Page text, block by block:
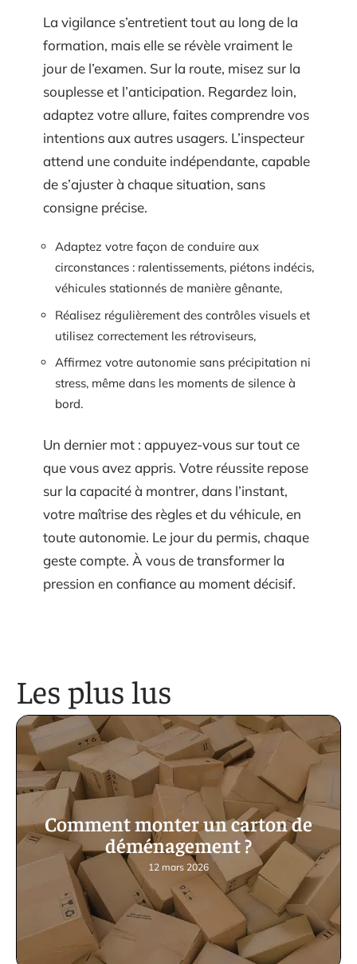
La vigilance s’entretient tout au long de la
formation, mais elle se révèle vraiment le
jour de l’examen. Sur la route, misez sur la
souplesse et l’anticipation. Regardez loin,
adaptez votre allure, faites comprendre vos
intentions aux autres usagers. L’inspecteur
attend une conduite indépendante, capable
de s’ajuster à chaque situation, sans
consigne précise.
Adaptez votre façon de conduire aux
circonstances : ralentissements, piétons indécis,
véhicules stationnés de manière gênante,
Réalisez régulièrement des contrôles visuels et
utilisez correctement les rétroviseurs,
Affirmez votre autonomie sans précipitation ni
stress, même dans les moments de silence à
bord.
Un dernier mot : appuyez-vous sur tout ce
que vous avez appris. Votre réussite repose
sur la capacité à montrer, dans l’instant,
votre maîtrise des règles et du véhicule, en
toute autonomie. Le jour du permis, chaque
geste compte. À vous de transformer la
pression en confiance au moment décisif.
Les plus lus
Comment monter un carton de
déménagement ?
12 mars 2026